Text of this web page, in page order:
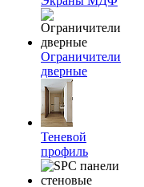
Ограничители
дверные
Теневой
профиль